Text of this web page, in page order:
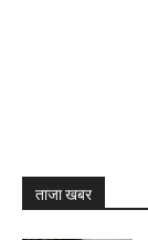
ताजा खबर